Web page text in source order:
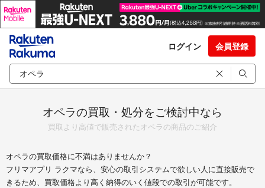
ログイン 会員登録
オペラの買取・処分をご検討中なら
買取より高値で販売されたオペラの商品のご紹介
オペラの買取価格に不満はありませんか？
フリマアプリ ラクマなら、安心の取引システムで欲しい人に直接販売で
きるため、買取価格より高く納得のいく値段での取引が可能です。